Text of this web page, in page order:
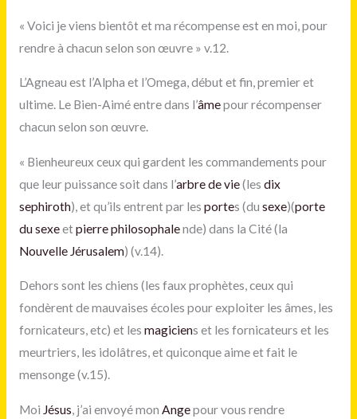
« Voici je viens bientôt et ma récompense est en moi, pour
rendre à chacun selon son œuvre » v.12.
L’Agneau est l’Alpha et l’Omega, début et fin, premier et
ultime. Le Bien-Aimé entre dans l’âmepour récompenser
chacun selon son œuvre.
« Bienheureux ceux qui gardent les commandements pour
que leur puissance soit dans l’arbre de vie(les dix
sephiroth), et qu’ils entrent par les portes (du sexe)(porte
du sexeetpierre philosophalende) dans la Cité (la
Nouvelle Jérusalem) (v.14).
Dehors sont les chiens (les faux prophètes, ceux qui
fondèrent de mauvaises écoles pour exploiter les âmes, les
fornicateurs, etc) et les magiciens et les fornicateurs et les
meurtriers, les idolâtres, et quiconque aime et fait le
mensonge (v.15).
Moi Jésus, j’ai envoyé mon Angepour vous rendre